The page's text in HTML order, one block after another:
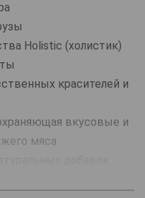
Holistiс (холистик)
красителей и
вкусовые и
мяса